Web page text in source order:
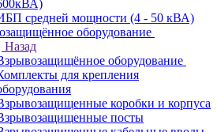
средней мощности (4 - 50 кВА)
оборудование
Назад
оборудование
для крепления
коробки и корпуса
посты